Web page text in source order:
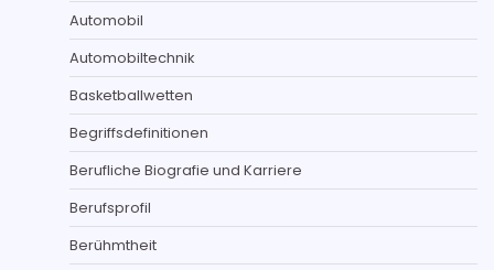
Automobil
Automobiltechnik
Basketballwetten
Begriffsdefinitionen
Berufliche Biografie und Karriere
Berufsprofil
Berühmtheit